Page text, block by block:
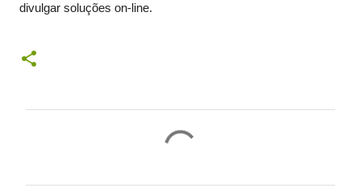
divulgar soluções on-line.